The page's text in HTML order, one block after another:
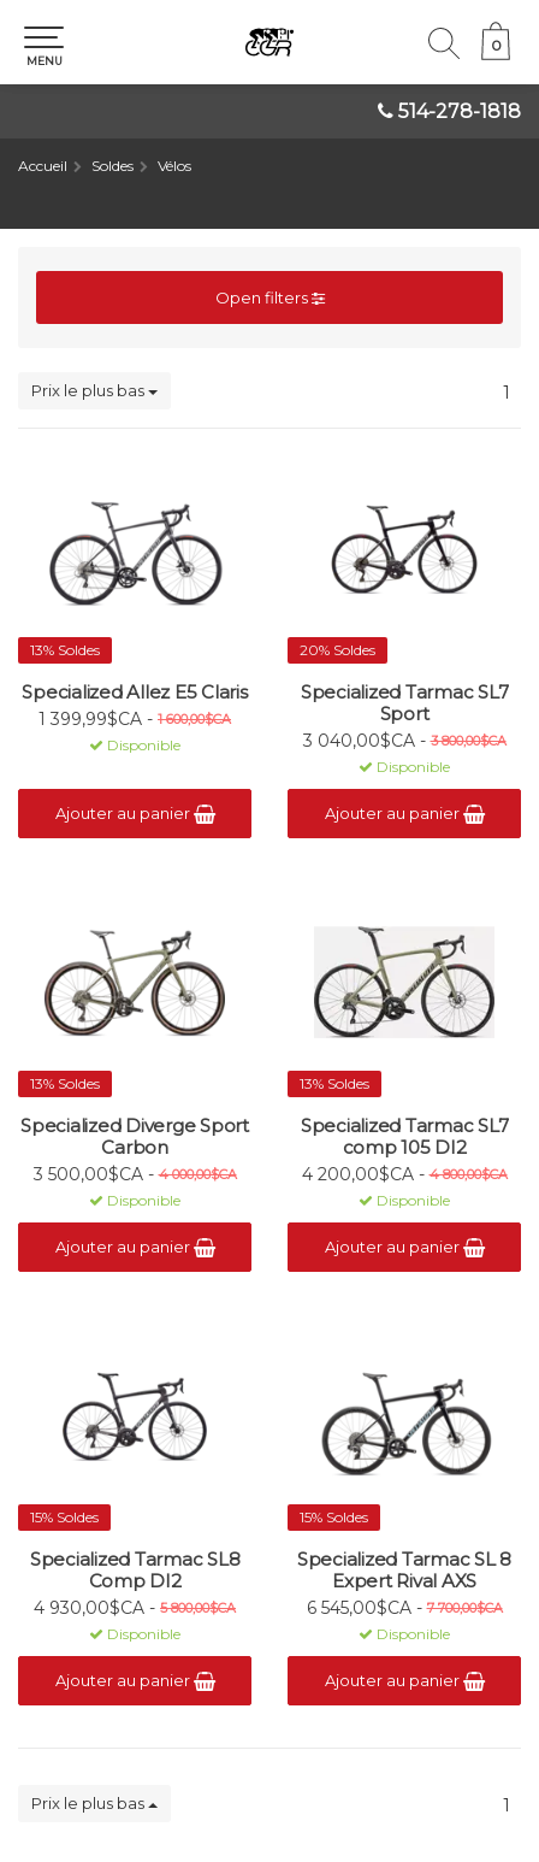
514-278-1818
0
0
MENU
Accueil Soldes Vélos
Open filters
Prix le plus bas 1
13% Soldes
Specialized Allez E5 Claris
1 399,99$CA - 1 600,00$CA
Disponible
Ajouter au panier
20% Soldes
Specialized Tarmac SL7
Sport
3 040,00$CA - 3 800,00$CA
Disponible
Ajouter au panier
13% Soldes
Specialized Diverge Sport
Carbon
3 500,00$CA - 4 000,00$CA
Disponible
Ajouter au panier
13% Soldes
Specialized Tarmac SL7
comp 105 DI2
4 200,00$CA - 4 800,00$CA
Disponible
Ajouter au panier
15% Soldes
Specialized Tarmac SL8
Comp DI2
4 930,00$CA - 5 800,00$CA
Disponible
Ajouter au panier
15% Soldes
Specialized Tarmac SL 8
Expert Rival AXS
6 545,00$CA - 7 700,00$CA
Disponible
Ajouter au panier
Prix le plus bas 1